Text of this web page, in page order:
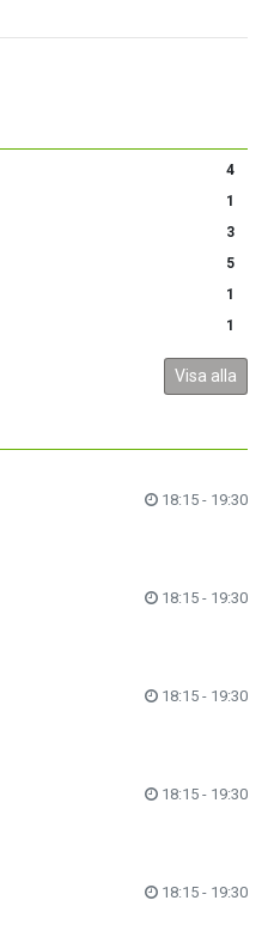
4
1
3
5
1
1
Visa alla
18:15 - 19:30
18:15 - 19:30
18:15 - 19:30
18:15 - 19:30
18:15 - 19:30